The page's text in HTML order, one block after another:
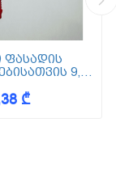
9,5
₾